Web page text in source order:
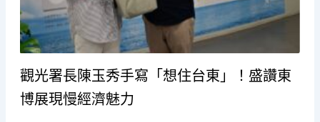
觀光署長陳玉秀手寫「想住台東」！盛讚東
博展現慢經濟魅力